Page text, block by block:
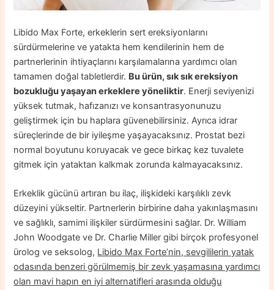
Libido Max Forte, erkeklerin sert ereksiyonlarını
sürdürmelerine ve yatakta hem kendilerinin hem de
partnerlerinin ihtiyaçlarını karşılamalarına yardımcı olan
tamamen doğal tabletlerdir. Bu ürün, sık sık ereksiyon
bozukluğu yaşayan erkeklere yöneliktir. Enerji seviyenizi
yüksek tutmak, hafızanızı ve konsantrasyonunuzu
geliştirmek için bu haplara güvenebilirsiniz. Ayrıca idrar
süreçlerinde de bir iyileşme yaşayacaksınız. Prostat bezi
normal boyutunu koruyacak ve gece birkaç kez tuvalete
gitmek için yataktan kalkmak zorunda kalmayacaksınız.
Erkeklik gücünü artıran bu ilaç, ilişkideki karşılıklı zevk
düzeyini yükseltir. Partnerlerin birbirine daha yakınlaşmasını
ve sağlıklı, samimi ilişkiler sürdürmesini sağlar. Dr. William
John Woodgate ve Dr. Charlie Miller gibi birçok profesyonel
ürolog ve seksolog, Libido Max Forte’nin, sevgililerin yatak
odasında benzeri görülmemiş bir zevk yaşamasına yardımcı
olan mavi hapın en iyi alternatifleri arasında olduğu